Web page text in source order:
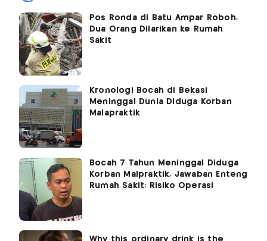
Pos Ronda di Batu Ampar Roboh,
Dua Orang Dilarikan ke Rumah
Sakit
Kronologi Bocah di Bekasi
Meninggal Dunia Diduga Korban
Malapraktik
Bocah 7 Tahun Meninggal Diduga
Korban Malpraktik, Jawaban Enteng
Rumah Sakit: Risiko Operasi